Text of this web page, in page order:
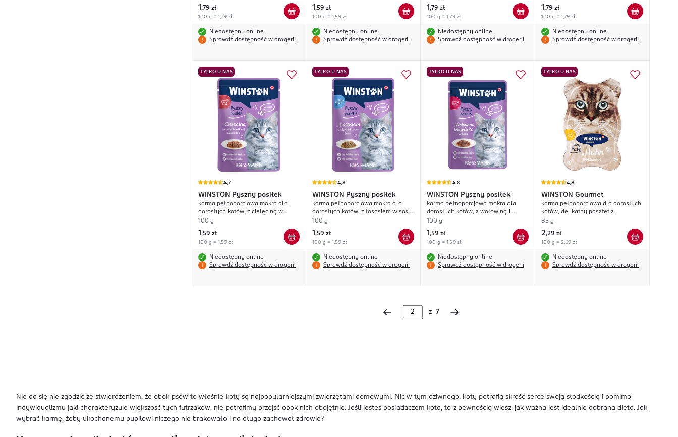
1 ,79 zł
100 g = 1,79 zł
Niedostępny online
Sprawdź dostępność w drogerii
1 ,59 zł
100 g = 1,59 zł
Niedostępny online
Sprawdź dostępność w drogerii
1 ,79 zł
100 g = 1,79 zł
Niedostępny online
Sprawdź dostępność w drogerii
1 ,79 zł
100 g = 1,79 zł
Niedostępny online
Sprawdź dostępność w drogerii
TYLKO U NAS
4,7
WINSTON Pyszny posiłek
karma pełnoporcjowa mokra dla
dorosłych kotów, z cielęciną w
galaretce marchewkowej
100 g
1 ,59 zł
100 g = 1,59 zł
Niedostępny online
Sprawdź dostępność w drogerii
TYLKO U NAS
4,8
WINSTON Pyszny posiłek
karma pełnoporcjowa mokra dla
dorosłych kotów, z łososiem w sosie
szpinakowym
100 g
1 ,59 zł
100 g = 1,59 zł
Niedostępny online
Sprawdź dostępność w drogerii
TYLKO U NAS
4,8
WINSTON Pyszny posiłek
karma pełnoporcjowa mokra dla
dorosłych kotów, z wołowiną i
wątróbką w sosie
100 g
1 ,59 zł
100 g = 1,59 zł
Niedostępny online
Sprawdź dostępność w drogerii
TYLKO U NAS
4,8
WINSTON Gourmet
karma pełnoporcjowa dla dorosłych
kotów, delikatny pasztet z
kurczakiem
85 g
2,29 zł
100 g = 2,69 zł
Niedostępny online
Sprawdź dostępność w drogerii
z 7
Nie da się nie zgodzić ze stwierdzeniem, że obok psów to właśnie koty są najpopularniejszymi zwierzętami domowymi. Nic w tym dziwnego, koty potrafią skraść serce swoją słodkością i pomimo
indywidualizmu jaki charakteryzuje większość tych futrzaków, nie potrafimy przejść obok nich obojętnie. Jeśli jesteś posiadaczem kota, to z pewnością wiesz, jak ważna jest idealnie dobrana dieta. Jak
wybrać karmę, żeby ukochanemu pupilowi niczego nie brakowało i na długo zachował zdrowie?